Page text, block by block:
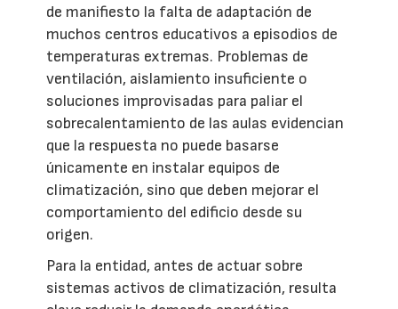
de manifiesto la falta de adaptación de
muchos centros educativos a episodios de
temperaturas extremas. Problemas de
ventilación, aislamiento insuficiente o
soluciones improvisadas para paliar el
sobrecalentamiento de las aulas evidencian
que la respuesta no puede basarse
únicamente en instalar equipos de
climatización, sino que deben mejorar el
comportamiento del edificio desde su
origen.
Para la entidad, antes de actuar sobre
sistemas activos de climatización, resulta